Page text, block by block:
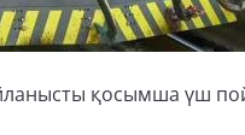
қосымша үш